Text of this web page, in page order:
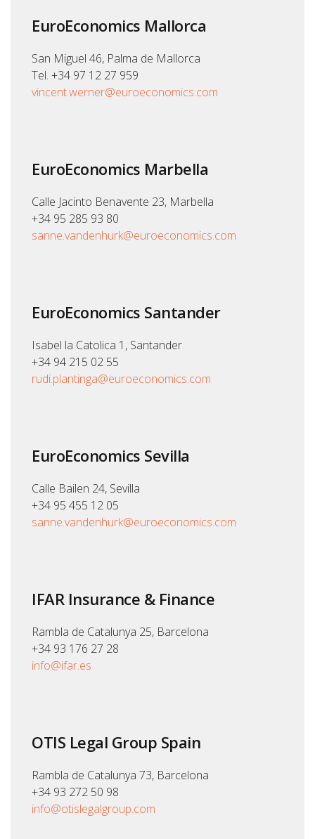
EuroEconomics Mallorca
San Miguel 46, Palma de Mallorca
Tel. +34 97 12 27 959
vincent.werner@euroeconomics.com
EuroEconomics Marbella
Calle Jacinto Benavente 23, Marbella
+34 95 285 93 80
sanne.vandenhurk@euroeconomics.com
EuroEconomics Santander
Isabel la Catolica 1, Santander
+34 94 215 02 55
rudi.plantinga@euroeconomics.com
EuroEconomics Sevilla
Calle Bailen 24, Sevilla
+34 95 455 12 05
sanne.vandenhurk@euroeconomics.com
IFAR Insurance & Finance
Rambla de Catalunya 25, Barcelona
+34 93 176 27 28
info@ifar.es
OTIS Legal Group Spain
Rambla de Catalunya 73, Barcelona
+34 93 272 50 98
info@otislegalgroup.com